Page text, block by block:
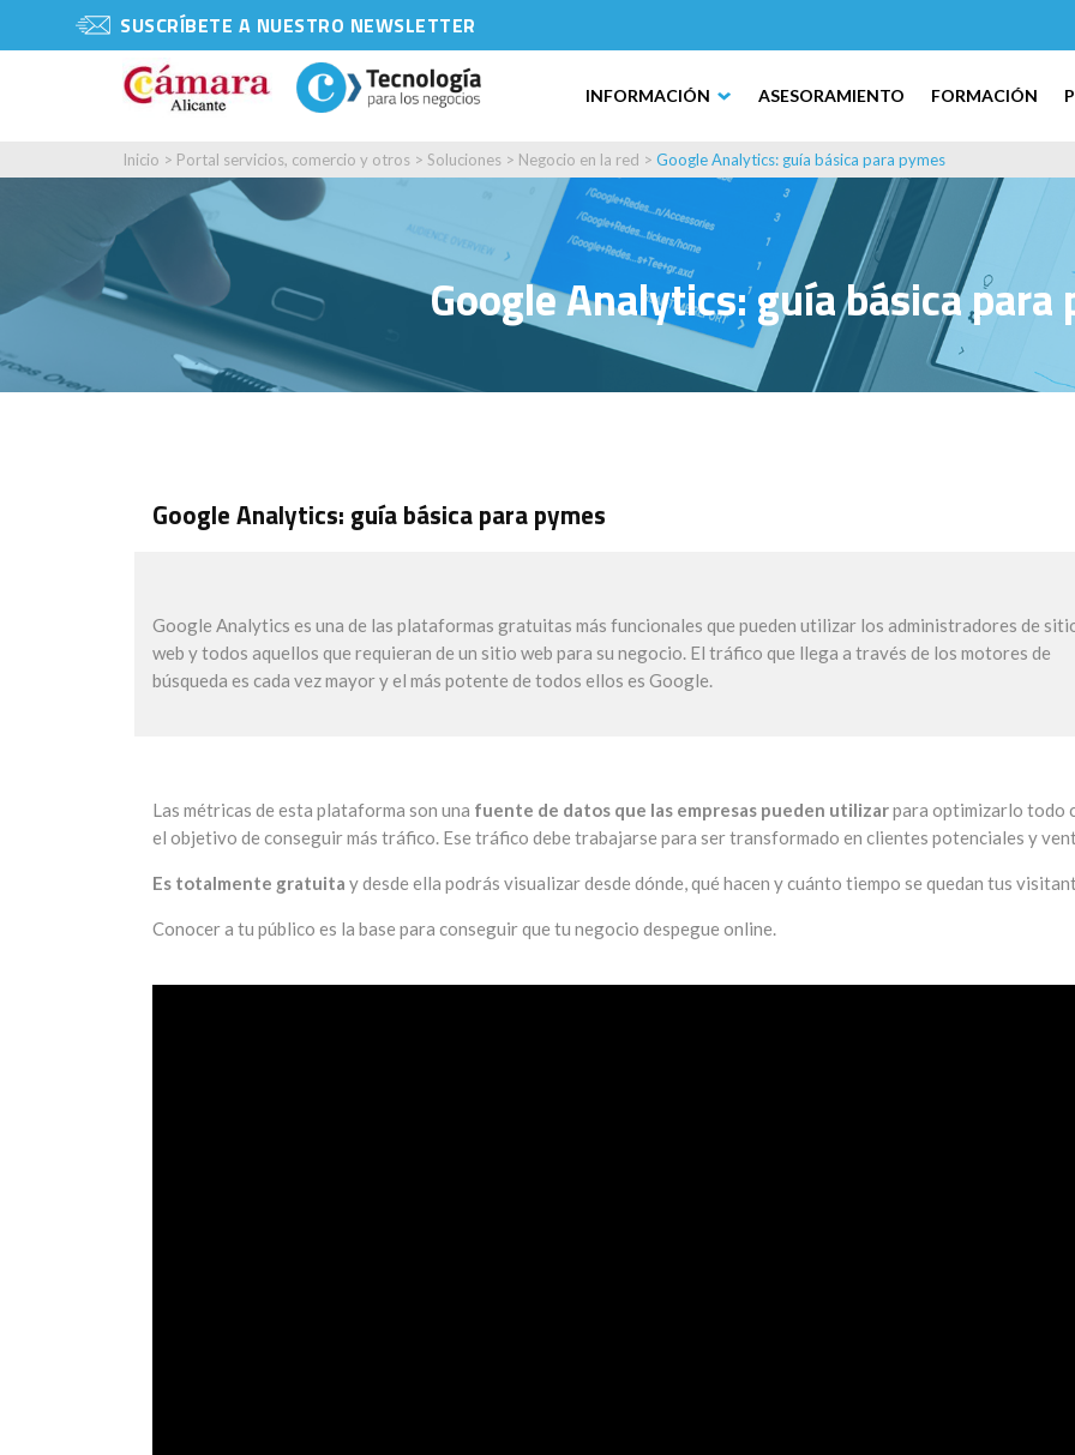
SUSCRÍBETE A NUESTRO NEWSLETTER
INFORMACIÓN ASESORAMIENTO FORMACIÓN
Inicio > Portal servicios, comercio y otros > Soluciones > Negocio en la red > Google Analytics: guía básica para pymes
Google Analytics: guía básica para
Google Analytics: guía básica para pymes
Google Analytics es una de las plataformas gratuitas más funcionales que pueden utilizar los administradores de
web y todos aquellos que requieran de un sitio web para su negocio. El tráfico que llega a través de los motores de
búsqueda es cada vez mayor y el más potente de todos ellos es Google.
Las métricas de esta plataforma son una fuente de datos que las empresas pueden utilizarpara optimizarlo todo
el objetivo de conseguir más tráfico. Ese tráfico debe trabajarse para ser transformado en clientes potenciales y
Es totalmente gratuita y desde ella podrás visualizar desde dónde, qué hacen y cuánto tiempo se quedan tus
Conocer a tu público es la base para conseguir que tu negocio despegue online.